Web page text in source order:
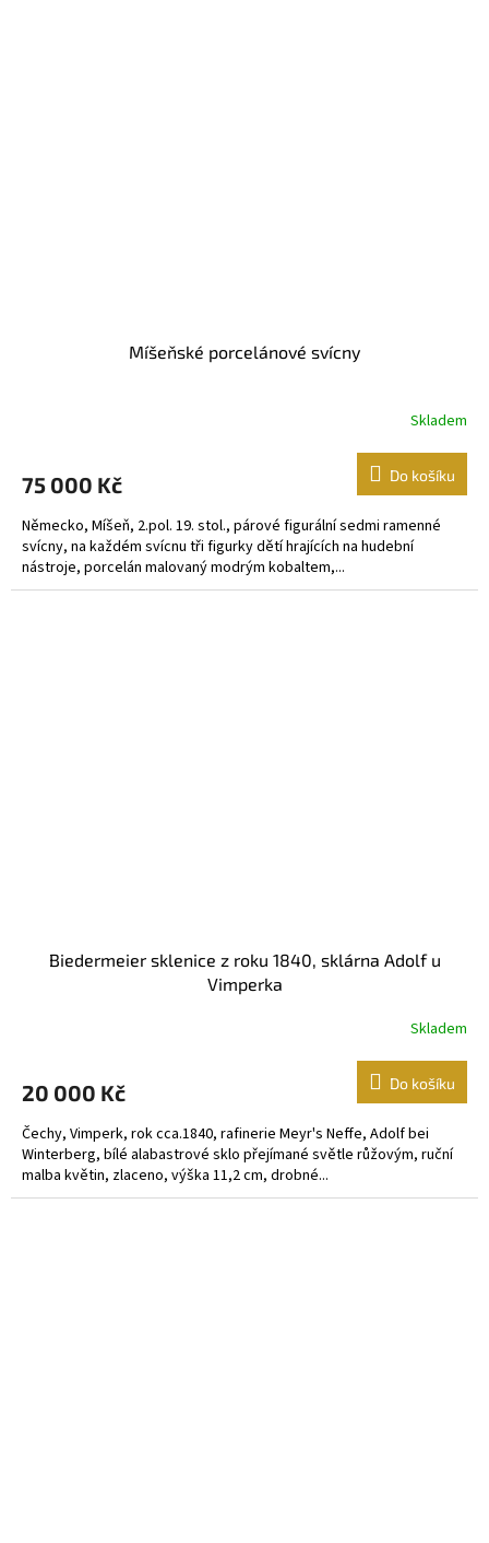
Míšeňské porcelánové svícny
Skladem
75 000 Kč Do košíku
Německo, Míšeň, 2.pol. 19. stol., párové figurální sedmi ramenné
svícny, na každém svícnu tři figurky dětí hrajících na hudební
nástroje, porcelán malovaný modrým kobaltem,...
Biedermeier sklenice z roku 1840, sklárna Adolf u
Vimperka
Skladem
20 000 Kč Do košíku
Čechy, Vimperk, rok cca.1840, rafinerie Meyr's Neffe, Adolf bei
Winterberg, bílé alabastrové sklo přejímané světle růžovým, ruční
malba květin, zlaceno, výška 11,2 cm, drobné...